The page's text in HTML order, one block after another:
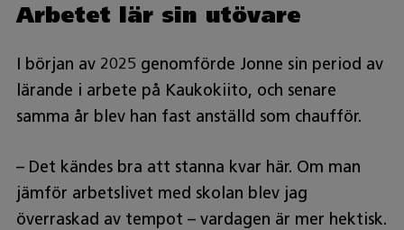
Arbetet lär sin utövare
I början av 2025 genomförde Jonne sin period av
lärande i arbete på Kaukokiito, och senare
samma år blev han fast anställd som chaufför.
– Det kändes bra att stanna kvar här. Om man
jämför arbetslivet med skolan blev jag
överraskad av tempot – vardagen är mer hektisk.